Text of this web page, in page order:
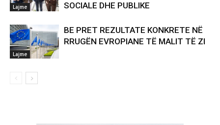
Lajme
SOCIALE DHE PUBLIKE
Lajme
BE PRET REZULTATE KONKRETE NË
RRUGËN EVROPIANE TË MALIT TË ZI